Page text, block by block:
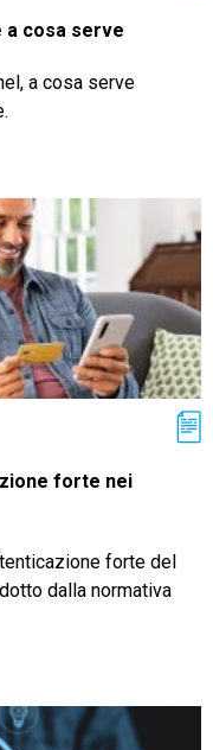
a cosa serve
a cosa serve
forte nei
forte del
dalla normativa